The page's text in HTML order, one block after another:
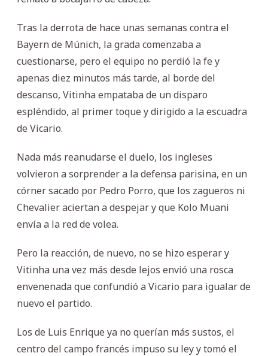
Tras la derrota de hace unas semanas contra el
Bayern de Múnich, la grada comenzaba a
cuestionarse, pero el equipo no perdió la fe y
apenas diez minutos más tarde, al borde del
descanso, Vitinha empataba de un disparo
espléndido, al primer toque y dirigido a la escuadra
de Vicario.
Nada más reanudarse el duelo, los ingleses
volvieron a sorprender a la defensa parisina, en un
córner sacado por Pedro Porro, que los zagueros ni
Chevalier aciertan a despejar y que Kolo Muani
envía a la red de volea.
Pero la reacción, de nuevo, no se hizo esperar y
Vitinha una vez más desde lejos envió una rosca
envenenada que confundió a Vicario para igualar de
nuevo el partido.
Los de Luis Enrique ya no querían más sustos, el
centro del campo francés impuso su ley y tomó el